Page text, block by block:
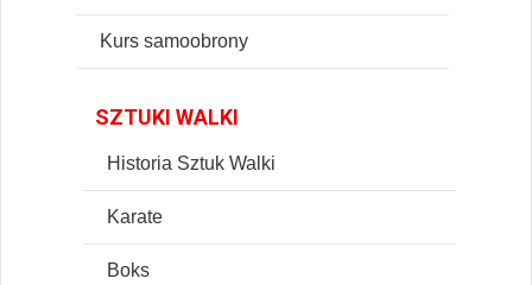
Kurs samoobrony
SZTUKI WALKI
Historia Sztuk Walki
Karate
Boks